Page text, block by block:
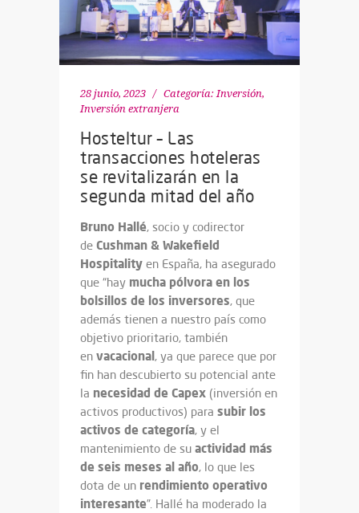
28 junio, 2023 Categoría: Inversión,
Inversión extranjera
Hosteltur – Las
transacciones hoteleras
se revitalizarán en la
segunda mitad del año
Bruno Hallé, socio y codirector
de Cushman & Wakefield
Hospitality en España, ha asegurado
que “hay mucha pólvora en los
bolsillos de los inversores, que
además tienen a nuestro país como
objetivo prioritario, también
en vacacional, ya que parece que por
fin han descubierto su potencial ante
la necesidad de Capex (inversión en
activos productivos) para subir los
activos de categoría, y el
mantenimiento de su actividad más
de seis meses al año, lo que les
dota de un rendimiento operativo
interesante”. Hallé ha moderado la